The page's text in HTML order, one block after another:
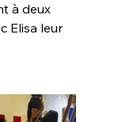
à deux
Elisa leur